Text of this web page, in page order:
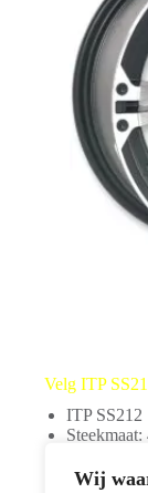
Wij
Velg ITP
ITP SS212
Enkel te